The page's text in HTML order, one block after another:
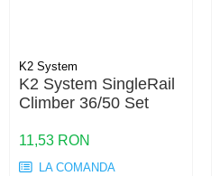
K2 System
K2 System SingleRail
Climber 36/50 Set
11,53 RON
LA COMANDA